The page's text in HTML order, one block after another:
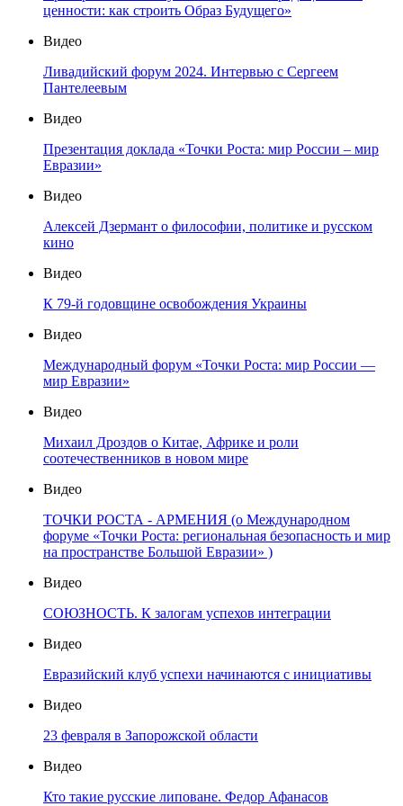
ценности: как строить Образ Будущего»
Видео
Ливадийский форум 2024. Интервью с Сергеем
Пантелеевым
Видео
Презентация доклада «Точки Роста: мир России – мир
Евразии»
Видео
Алексей Дзермант о философии, политике и русском
кино
Видео
К 79-й годовщине освобождения Украины
Видео
Международный форум «Точки Роста: мир России —
мир Евразии»
Видео
Михаил Дроздов о Китае, Африке и роли
соотечественников в новом мире
Видео
ТОЧКИ РОСТА - АРМЕНИЯ (о Международном
форуме «Точки Роста: региональная безопасность и мир
на пространстве Большой Евразии» )
Видео
СОЮЗНОСТЬ. К залогам успехов интеграции
Видео
Евразийский клуб успехи начинаются с инициативы
Видео
23 февраля в Запорожской области
Видео
Кто такие русские липоване. Федор Афанасов